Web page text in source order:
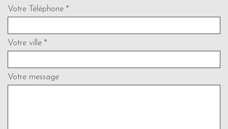
Votre Téléphone *
Votre ville *
Votre message